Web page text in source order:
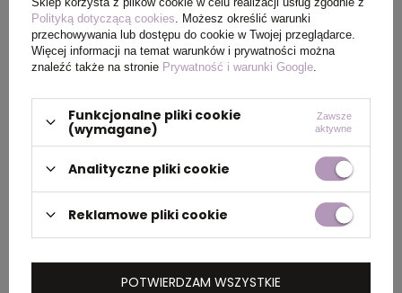
Wymiary
produktu
14,7 x 23,5 x Ø 9,7 cm
PAKOWANIE
Wymiary
46 x 43,5 x 27,5 cm
Polityką dotyczącą cookies . Możesz określić warunki
przechowywania lub dostępu do cookie w Twojej przeglądarce.
Więcej informacji na temat warunków i prywatności można
znaleźć także na stronie Prywatność i warunki Google
Funkcjonalne pliki cookie
(wymagane)
Zawsze
aktywne
Analityczne pliki cookie
Reklamowe pliki cookie
POTWIERDZAM WSZYSTKIE